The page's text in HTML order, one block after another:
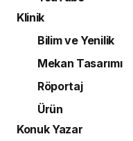
Klinik
Bilim ve Yenilik
Mekan Tasarımı
Röportaj
Ürün
Konuk Yazar